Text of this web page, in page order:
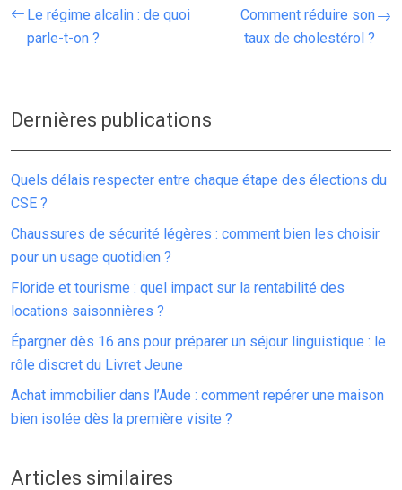
Le régime alcalin : de quoi
parle-t-on ?
Comment réduire son
taux de cholestérol ?
Dernières publications
Quels délais respecter entre chaque étape des élections du
CSE ?
Chaussures de sécurité légères : comment bien les choisir
pour un usage quotidien ?
Floride et tourisme : quel impact sur la rentabilité des
locations saisonnières ?
Épargner dès 16 ans pour préparer un séjour linguistique : le
rôle discret du Livret Jeune
Achat immobilier dans l’Aude : comment repérer une maison
bien isolée dès la première visite ?
Articles similaires